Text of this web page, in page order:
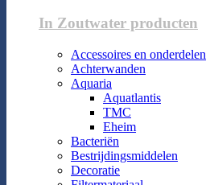
In Zoutwater producten
Accessoires en onderdelen
Achterwanden
Aquaria
Aquatlantis
TMC
Eheim
Bacteriën
Bestrijdingsmiddelen
Decoratie